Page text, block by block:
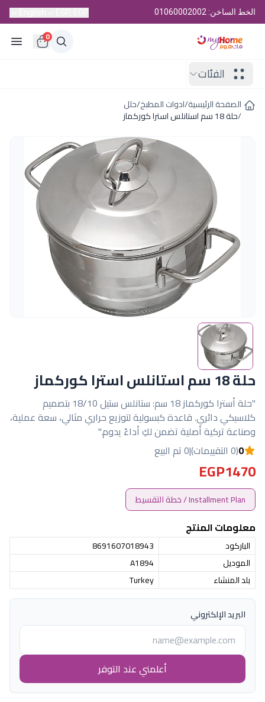
الخط الساخن: 01060002002
0
الفئات
الصفحة الرئيسية/ادوات المطبخ/حلل
/حلة 18 سم استانلس استرا كوركماز
حلة 18 سم استانلس استرا كوركماز
"حلة أسترا كوركماز 18 سم: ستانلس ستيل 18/10 بتصميم
كلاسيكي دائري. قاعدة كبسولية لتوزيع حراري مثالي، سعة عملية،
وصناعة تركية أصلية تضمن لكِ أداءً يدوم."
0(0 التقييمات) |0 تم البيع
EGP1470
Installment Plan / خطة التقسيط
معلومات المنتج
الباركود
8691607018943
الموديل
A1894
بلد المنشاء
Turkey
البريد الإلكتروني
أعلمني عند التوفر